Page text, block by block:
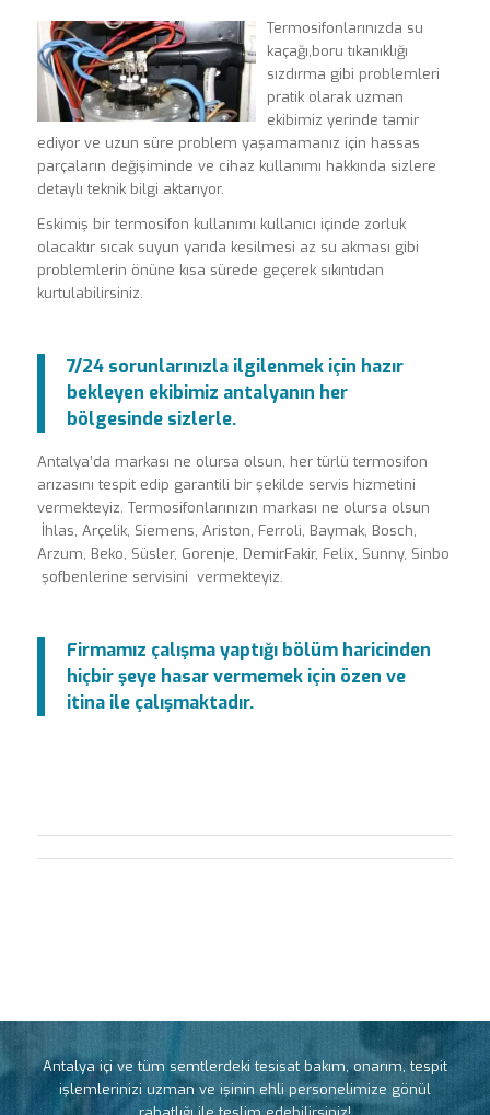
Termosifonlarınızda su
kaçağı,boru tıkanıklığı
sızdırma gibi problemleri
pratik olarak uzman
ekibimiz yerinde tamir
ediyor ve uzun süre problem yaşamamanız için hassas
parçaların değişiminde ve cihaz kullanımı hakkında sizlere
detaylı teknik bilgi aktarıyor.
Eskimiş bir termosifon kullanımı kullanıcı içinde zorluk
olacaktır sıcak suyun yarıda kesilmesi az su akması gibi
problemlerin önüne kısa sürede geçerek sıkıntıdan
kurtulabilirsiniz.
7/24 sorunlarınızla ilgilenmek için hazır
bekleyen ekibimiz antalyanın her
bölgesinde sizlerle.
Antalya’da markası ne olursa olsun, her türlü termosifon
arızasını tespit edip garantili bir şekilde servis hizmetini
vermekteyiz. Termosifonlarınızın markası ne olursa olsun
İhlas, Arçelik, Siemens, Ariston, Ferroli, Baymak, Bosch,
Arzum, Beko, Süsler, Gorenje, DemirFakir, Felix, Sunny, Sinbo
şofbenlerine servisini vermekteyiz.
Firmamız çalışma yaptığı bölüm haricinden
hiçbir şeye hasar vermemek için özen ve
itina ile çalışmaktadır.
Antalya içi ve tüm semtlerdeki tesisat bakım, onarım, tespit
işlemlerinizi uzman ve işinin ehli personelimize gönül